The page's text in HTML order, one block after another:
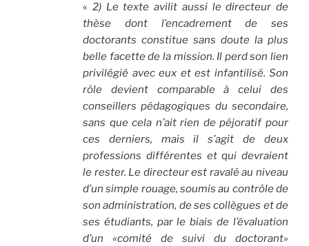
« 2) Le texte avilit aussi le directeur de
thèse dont l’encadrement de ses
doctorants constitue sans doute la plus
belle facette de la mission. Il perd son lien
privilégié avec eux et est infantilisé. Son
rôle devient comparable à celui des
conseillers pédagogiques du secondaire,
sans que cela n’ait rien de péjoratif pour
ces derniers, mais il s’agit de deux
professions différentes et qui devraient
le rester. Le directeur est ravalé au niveau
d’un simple rouage, soumis au contrôle de
son administration, de ses collègues et de
ses étudiants, par le biais de l’évaluation
d’un «comité de suivi du doctorant»